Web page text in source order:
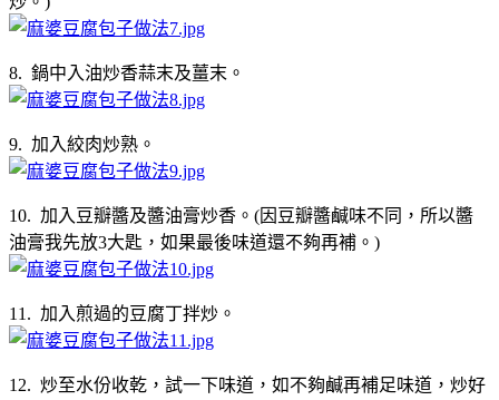
8. 鍋中入油炒香蒜末及薑末。
9. 加入絞肉炒熟。
10. 加入豆瓣醬及醬油膏炒香。(因豆瓣醬鹹味不同，所以醬
油膏我先放3大匙，如果最後味道還不夠再補。)
11. 加入煎過的豆腐丁拌炒。
12. 炒至水份收乾，試一下味道，如不夠鹹再補足味道，炒好